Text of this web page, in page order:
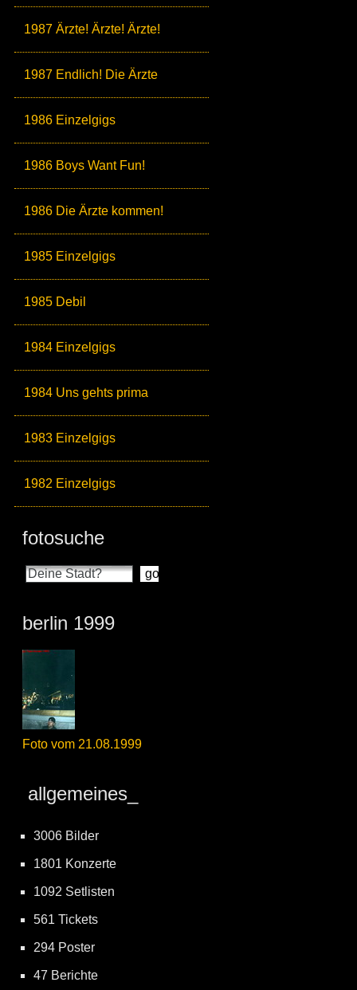
1987 Ärzte! Ärzte! Ärzte!
1987 Endlich! Die Ärzte
1986 Einzelgigs
1986 Boys Want Fun!
1986 Die Ärzte kommen!
1985 Einzelgigs
1985 Debil
1984 Einzelgigs
1984 Uns gehts prima
1983 Einzelgigs
1982 Einzelgigs
fotosuche
berlin 1999
Foto vom 21.08.1999
allgemeines_
3006 Bilder
1801 Konzerte
1092 Setlisten
561 Tickets
294 Poster
47 Berichte